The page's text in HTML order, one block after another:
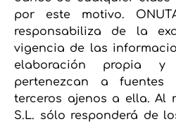
por este motivo.
responsabiliza de la
vigencia de las
elaboración propia y
pertenezcan a
terceros ajenos a ella. Al
S.L. sólo responderá de